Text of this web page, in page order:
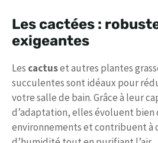
Les cactées :
exigeantes
Les cactuset autres plantes
succulentes sont idéaux pour
votre salle de bain. Grâce à leur
d’adaptation, elles évoluent bien
environnements et contribuent à